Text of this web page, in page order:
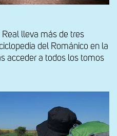
lleva más de tres
del Románico en la
acceder a todos los tomos